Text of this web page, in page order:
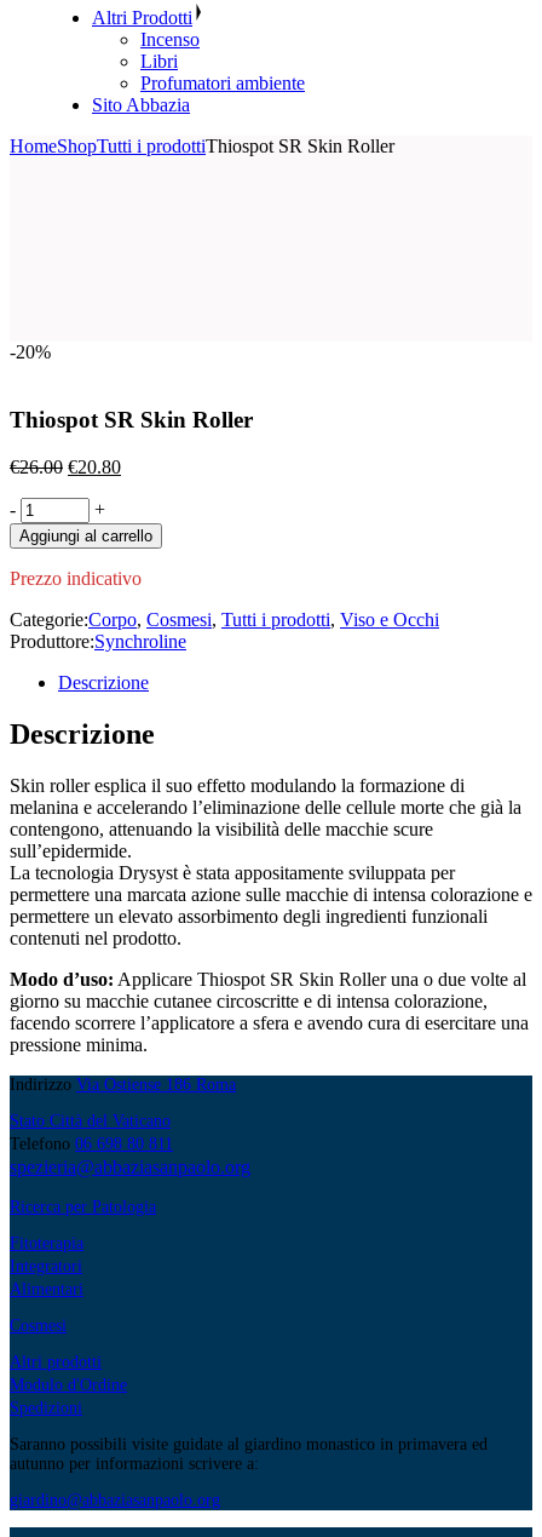
Altri Prodotti
Incenso
Libri
Profumatori ambiente
Sito Abbazia
HomeShopTutti i prodottiThiospot SR Skin Roller
-20%
Thiospot SR Skin Roller
€26.00 Il
originale
era:
€26.00.
€20.80Il
è:
€20.80.
Thiospot
SR
Skin
Roller
- +
Aggiungi al carrello
Prezzo indicativo
Categorie:Corpo, Cosmesi, Tutti i prodotti, Viso e Occhi
Produttore:Synchroline
Descrizione
Descrizione
Skin roller esplica il suo effetto modulando la formazione di
melanina e accelerando l’eliminazione delle cellule morte che già la
contengono, attenuando la visibilità delle macchie scure
sull’epidermide.
La tecnologia Drysyst è stata appositamente sviluppata per
permettere una marcata azione sulle macchie di intensa colorazione e
permettere un elevato assorbimento degli ingredienti funzionali
contenuti nel prodotto.
Modo d’uso: Applicare Thiospot SR Skin Roller una o due volte al
giorno su macchie cutanee circoscritte e di intensa colorazione,
facendo scorrere l’applicatore a sfera e avendo cura di esercitare una
pressione minima.
Indirizzo Via Ostiense 186 Roma
Stato Città del Vaticano
Telefono 06 698 80 811
spezieria@abbaziasanpaolo.org
Ricerca per Patologia
Fitoterapia
Integratori
Alimentari
Cosmesi
Altri prodotti
Modulo d'Ordine
Spedizioni
Saranno possibili visite guidate al giardino monastico in primavera ed
autunno per informazioni scrivere a:
giardino@abbaziasanpaolo.org